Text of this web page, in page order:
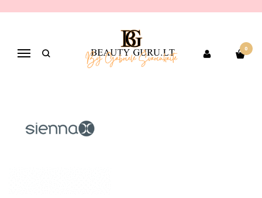
Navigacija
0
SIENNA
Pirkite pagal gamintoją